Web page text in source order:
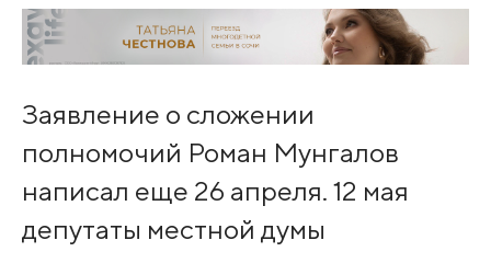
Заявление о сложении
полномочий Роман Мунгалов
написал еще 26 апреля. 12 мая
депутаты местной думы